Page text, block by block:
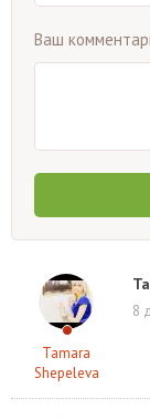
Ваш
Tamara
Shepeleva
8